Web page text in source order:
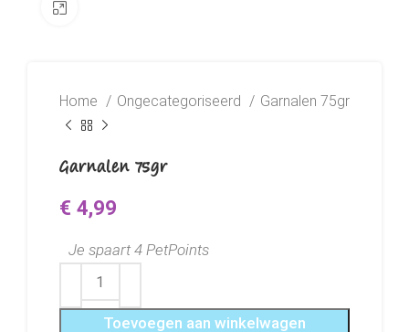
Home Ongecategoriseerd Garnalen 75gr
Garnalen 75gr
€ 4,99
Je spaart 4 PetPoints
Toevoegen aan winkelwagen